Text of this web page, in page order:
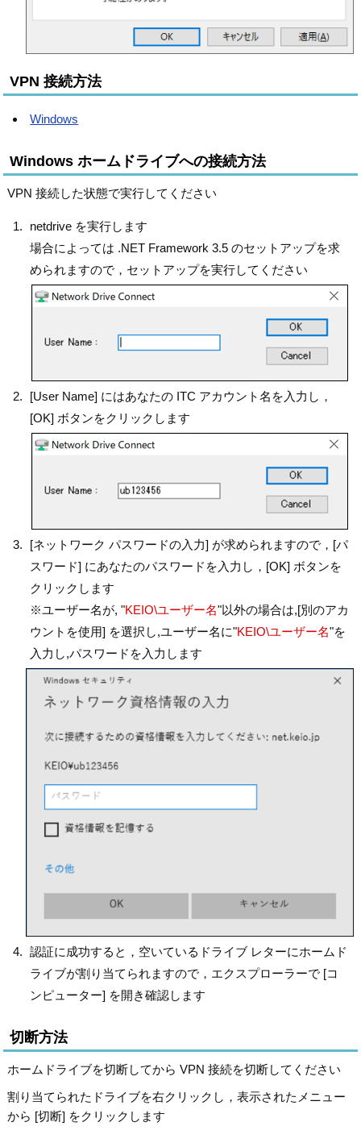
VPN 接続方法
Windows
Windows ホームドライブへの接続方法
VPN 接続した状態で実行してください
netdrive を実行します
場合によっては .NET Framework 3.5 のセットアップを求
められますので，セットアップを実行してください
[User Name] にはあなたの ITC アカウント名を入力し，
[OK] ボタンをクリックします
[ネットワーク パスワードの入力] が求められますので，[パ
スワード] にあなたのパスワードを入力し，[OK] ボタンを
クリックします
※ユーザー名が, "KEIO\ユーザー名"以外の場合は,[別のアカ
ウントを使用] を選択し,ユーザー名に"KEIO\ユーザー名"を
入力し,パスワードを入力します
認証に成功すると，空いているドライブ レターにホームド
ライブが割り当てられますので，エクスプローラーで [コ
ンピューター] を開き確認します
切断方法
ホームドライブを切断してから VPN 接続を切断してください
割り当てられたドライブを右クリックし，表示されたメニュー
から [切断] をクリックします